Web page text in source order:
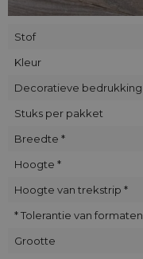
Stof
Kleur
Decoratieve bedrukking
Stuks per pakket
Breedte *
Hoogte *
Hoogte van trekstrip *
* Tolerantie van formaten
Grootte